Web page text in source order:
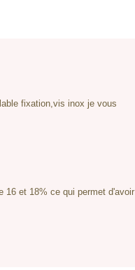
fixation,vis inox je vous
16 et 18% ce qui permet d'avoir